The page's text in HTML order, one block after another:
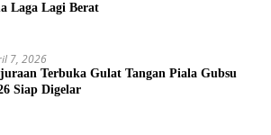
Laga Lagi Berat
7, 2026
Terbuka Gulat Tangan Piala Gubsu
Siap Digelar